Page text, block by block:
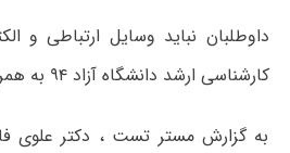
داوطلبان نباید وسایل ارتباطی و
کارشناسی ارشد دانشگاه آزاد ۹۴ به همراه داشته باشند.
به گزارش مستر تست ، دکتر علوی